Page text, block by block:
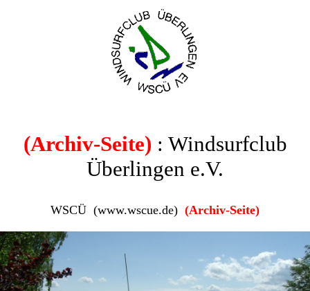
(Archiv-Seite) : Windsurfclub
Überlingen e.V.
WSCÜ (www.wscue.de) (Archiv-Seite)